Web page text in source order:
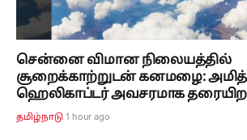
சென்னை விமான நிலையத்தில்
சூறைக்காற்றுடன் கனமழை:
ஹெலிகாப்டர் அவசரமாக
தமிழ்நாடு 1 hour ago